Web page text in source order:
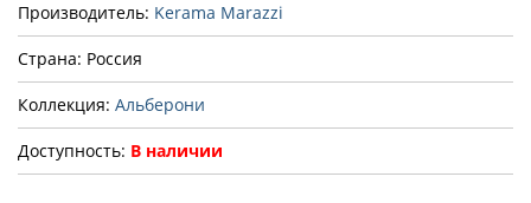
Производитель: Kerama Marazzi
Страна: Россия
Коллекция: Альберони
Доступность: В наличии